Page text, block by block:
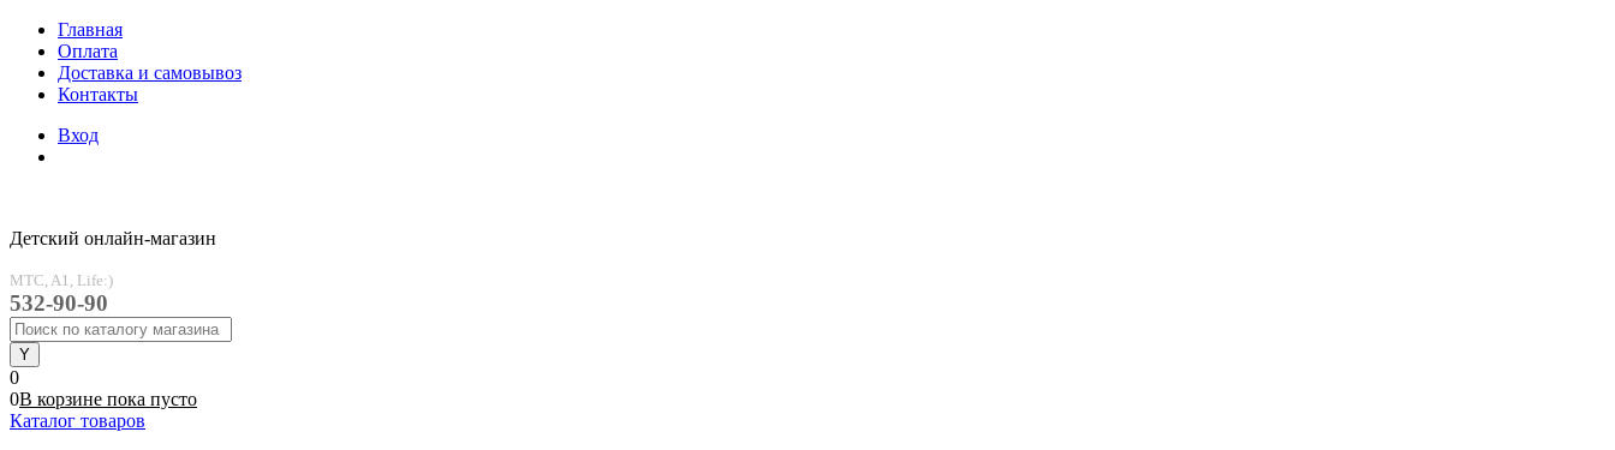
Главная
Оплата
Доставка и самовывоз
Контакты
Вход
Детский онлайн-магазин
MTC, A1, Life:)
532-90-90
0
0В корзине пока пусто
Каталог товаров